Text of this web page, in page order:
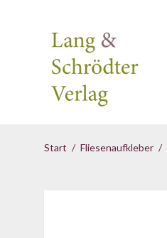
Start / Fliesenaufkleber /